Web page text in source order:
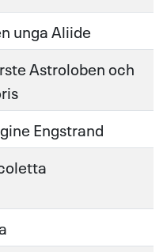
unga Aliide
Astroloben och
Engstrand